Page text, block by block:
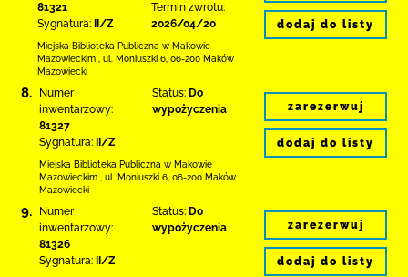
81321
Sygnatura:
II/Z
Termin zwrotu:
2026/04/20
Miejska Biblioteka Publiczna w Makowie
Mazowieckim
ul. Moniuszki 6 06-200 Maków
Mazowiecki
dodaj do listy
8.
Numer
inwentarzowy:
81327
Sygnatura:
II/Z
Status: Do
wypożyczenia
Miejska Biblioteka Publiczna w Makowie
Mazowieckim
ul. Moniuszki 6 06-200 Maków
Mazowiecki
zarezerwuj
dodaj do listy
9.
Numer
inwentarzowy:
81326
Sygnatura:
II/Z
Status: Do
wypożyczenia
zarezerwuj
dodaj do listy